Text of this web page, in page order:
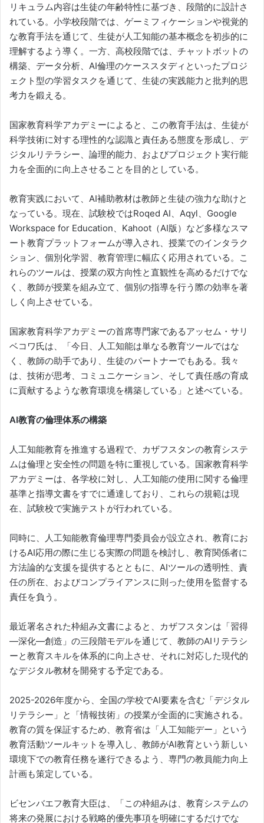
リキュラム内容は生徒の年齢特性に基づき、段階的に設計さ
れている。小学校段階では、ゲーミフィケーションや視覚的
な教育手法を通じて、生徒が人工知能の基本概念を初歩的に
理解するよう導く。一方、高校段階では、チャットボットの
構築、データ分析、AI倫理のケーススタディといったプロジ
ェクト型の学習タスクを通じて、生徒の実践能力と批判的思
考力を鍛える。
国家教育科学アカデミーによると、この教育手法は、生徒が
科学技術に対する理性的な認識と責任ある態度を形成し、デ
ジタルリテラシー、論理的能力、およびプロジェクト実行能
力を全面的に向上させることを目的としている。
教育実践において、AI補助教材は教師と生徒の強力な助けと
なっている。現在、試験校ではRoqed AI、Aqyl、Google
Workspace for Education、Kahoot（AI版）など多様なスマ
ート教育プラットフォームが導入され、授業でのインタラク
ション、個別化学習、教育管理に幅広く応用されている。こ
れらのツールは、授業の双方向性と直観性を高めるだけでな
く、教師が授業を組み立て、個別の指導を行う際の効率を著
しく向上させている。
国家教育科学アカデミーの首席専門家であるアッセム・サリ
ベコワ氏は、「今日、人工知能は単なる教育ツールではな
く、教師の助手であり、生徒のパートナーでもある。我々
は、技術が思考、コミュニケーション、そして責任感の育成
に貢献するような教育環境を構築している」と述べている。
AI教育の倫理体系の構築
人工知能教育を推進する過程で、カザフスタンの教育システ
ムは倫理と安全性の問題を特に重視している。国家教育科学
アカデミーは、各学校に対し、人工知能の使用に関する倫理
基準と指導文書をすでに通達しており、これらの規範は現
在、試験校で実施テストが行われている。
同時に、人工知能教育倫理専門委員会が設立され、教育にお
けるAI応用の際に生じる実際の問題を検討し、教育関係者に
方法論的な支援を提供するとともに、AIツールの透明性、責
任の所在、およびコンプライアンスに則った使用を監督する
責任を負う。
最近署名された枠組み文書によると、カザフスタンは「習得
—深化—創造」の三段階モデルを通じて、教師のAIリテラシ
ーと教育スキルを体系的に向上させ、それに対応した現代的
なデジタル教材を開発する予定である。
2025-2026年度から、全国の学校でAI要素を含む「デジタル
リテラシー」と「情報技術」の授業が全面的に実施される。
教育の質を保証するため、教育省は「人工知能デー」という
教育活動ツールキットを導入し、教師がAI教育という新しい
環境下での教育任務を遂行できるよう、専門の教員能力向上
計画も策定している。
ビセンバエフ教育大臣は、「この枠組みは、教育システムの
将来の発展における戦略的優先事項を明確にするだけでな